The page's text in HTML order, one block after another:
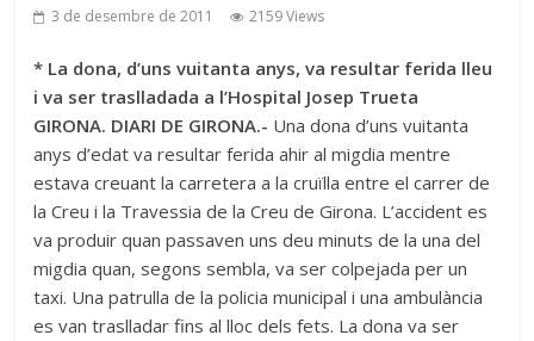
3 de desembre de 2011 2159 Views
* La dona, d’uns vuitanta anys, va resultar ferida lleu
i va ser traslladada a l’Hospital Josep Trueta
GIRONA. DIARI DE GIRONA.- Una dona d’uns vuitanta
anys d’edat va resultar ferida ahir al migdia mentre
estava creuant la carretera a la cruïlla entre el carrer de
la Creu i la Travessia de la Creu de Girona. L’accident es
va produir quan passaven uns deu minuts de la una del
migdia quan, segons sembla, va ser colpejada per un
taxi. Una patrulla de la policia municipal i una ambulància
es van traslladar fins al lloc dels fets. La dona va ser